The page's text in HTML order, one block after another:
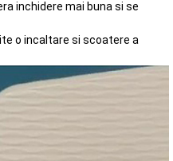
inchidere mai buna si se
o incaltare si scoatere a